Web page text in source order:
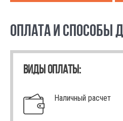
ОПЛАТА И СПОСОБЫ
ВИДЫ ОПЛАТЫ:
Наличный расчет